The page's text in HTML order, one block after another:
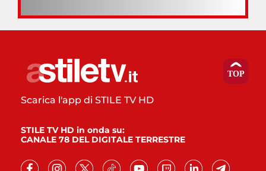
Scarica l'app di STILE TV HD
STILE TV HD in onda su:
CANALE 78 DEL DIGITALE TERRESTRE